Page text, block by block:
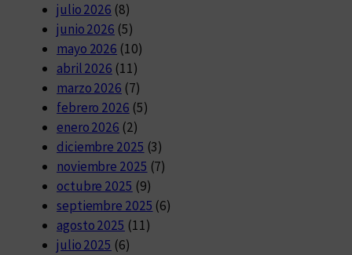
julio 2026 (8)
junio 2026 (5)
mayo 2026 (10)
abril 2026 (11)
marzo 2026 (7)
febrero 2026 (5)
enero 2026 (2)
diciembre 2025 (3)
noviembre 2025 (7)
octubre 2025 (9)
septiembre 2025 (6)
agosto 2025 (11)
julio 2025 (6)